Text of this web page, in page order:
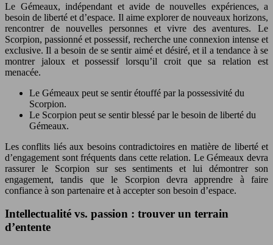
Le Gémeaux, indépendant et avide de nouvelles expériences, a
besoin de liberté et d’espace. Il aime explorer de nouveaux horizons,
rencontrer de nouvelles personnes et vivre des aventures. Le
Scorpion, passionné et possessif, recherche une connexion intense et
exclusive. Il a besoin de se sentir aimé et désiré, et il a tendance à se
montrer jaloux et possessif lorsqu’il croit que sa relation est
menacée.
Le Gémeaux peut se sentir étouffé par la possessivité du
Scorpion.
Le Scorpion peut se sentir blessé par le besoin de liberté du
Gémeaux.
Les conflits liés aux besoins contradictoires en matière de liberté et
d’engagement sont fréquents dans cette relation. Le Gémeaux devra
rassurer le Scorpion sur ses sentiments et lui démontrer son
engagement, tandis que le Scorpion devra apprendre à faire
confiance à son partenaire et à accepter son besoin d’espace.
Intellectualité vs. passion : trouver un terrain
d’entente